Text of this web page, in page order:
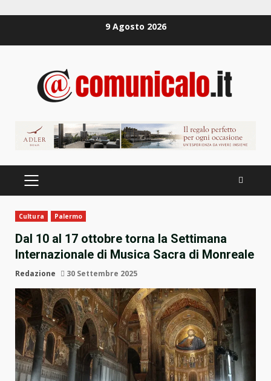
9 Agosto 2026
PRIMÄRES
MENÜ
Cultura Palermo
Dal 10 al 17 ottobre torna la Settimana
Internazionale di Musica Sacra di Monreale
Redazione 30 Settembre 2025